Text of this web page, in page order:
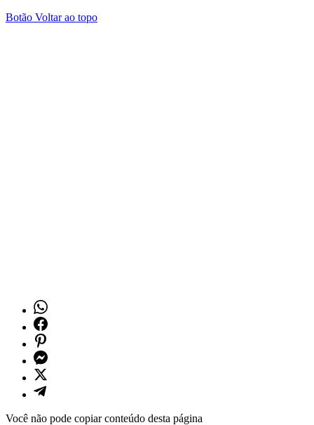
Botão Voltar ao topo
Você não pode copiar conteúdo desta página